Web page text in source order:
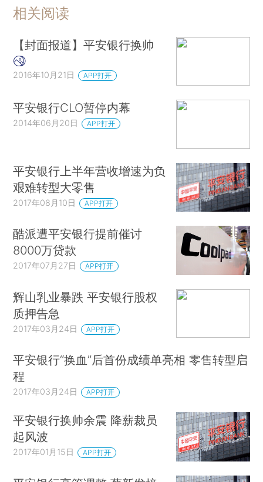
相关阅读
【封面报道】平安银行换帅
2016年10月21日 APP打开
平安银行CLO暂停内幕
2014年06月20日 APP打开
平安银行上半年营收增速为负
艰难转型大零售
2017年08月10日 APP打开
酷派遭平安银行提前催讨
8000万贷款
2017年07月27日 APP打开
辉山乳业暴跌 平安银行股权
质押告急
2017年03月24日 APP打开
平安银行“换血”后首份成绩单亮相 零售转型启
程
2017年03月24日 APP打开
平安银行换帅余震 降薪裁员
起风波
2017年01月15日 APP打开